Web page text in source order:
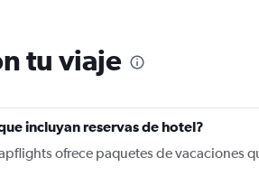
tu viaje
incluyan reservas de hotel?
ofrece paquetes de vacaciones